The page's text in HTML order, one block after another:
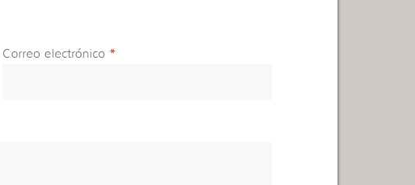
Correo electrónico *